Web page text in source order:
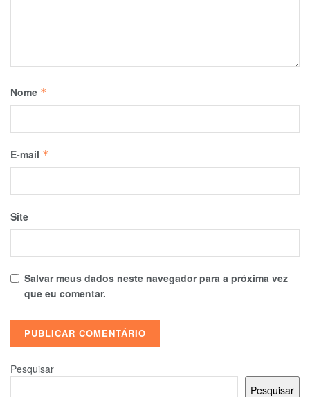
Nome *
E-mail *
Site
Salvar meus dados neste navegador para a próxima vez
que eu comentar.
Pesquisar
Pesquisar